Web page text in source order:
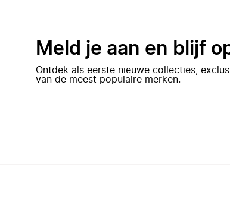
Meld je aan en blijf
Ontdek als eerste nieuwe collecties,
van de meest populaire merken.